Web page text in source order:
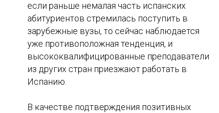
если раньше немалая часть испанских
абитуриентов стремилась поступить в
зарубежные вузы, то сейчас наблюдается
уже противоположная тенденция, и
высококвалифицированные преподаватели
из других стран приезжают работать в
Испанию.
В качестве подтверждения позитивных